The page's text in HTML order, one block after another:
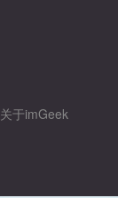
关于imGeek